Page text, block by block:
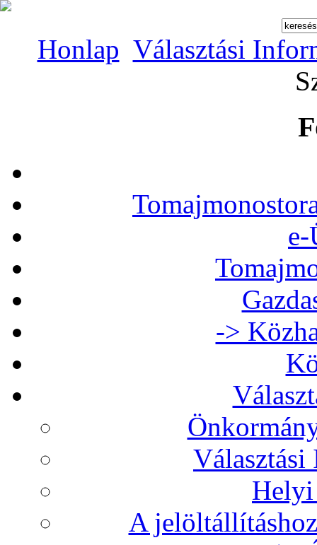
Honlap Választási
e-
->
Választási
Helyi
A jelöltállításhoz